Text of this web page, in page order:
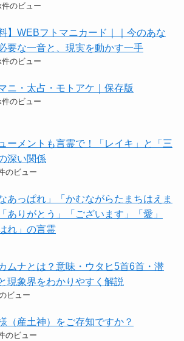
件のビュー
料】WEBフトマニカード｜｜今のあな
要な一音と、現実を動かす一手
件のビュー
ニ・太占・モトアケ｜保存版
件のビュー
ーメントも言霊で！「レイキ」と「三
深い関係
のビュー
なあっぱれ」「かむながらたまちはえま
ありがとう」「ございます」「愛」
れ」の言霊
ムナとは？意味・ウタヒ5首6首・潜
現象界をわかりやすく解説
ビュー
（産土神）をご存知ですか？
のビュー